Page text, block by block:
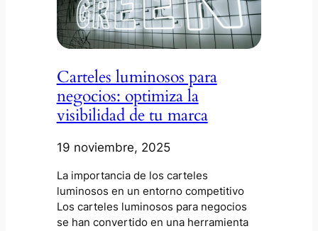
Carteles luminosos para
negocios: optimiza la
visibilidad de tu marca
19 noviembre, 2025
La importancia de los carteles
luminosos en un entorno competitivo
Los carteles luminosos para negocios
se han convertido en una herramienta